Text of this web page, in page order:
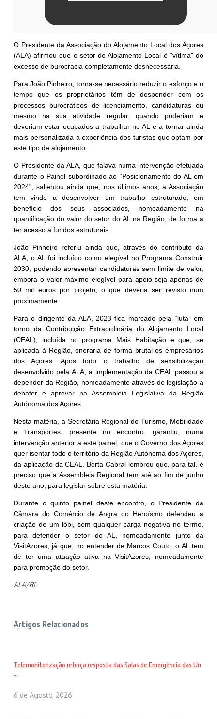
O Presidente da Associação do Alojamento Local dos Açores
(ALA) afirmou que o setor do Alojamento Local é “vítima” do
excesso de burocracia completamente desnecessária.
Para João Pinheiro, torna-se necessário reduzir o esforço e o
tempo que os proprietários têm de despender com os
processos burocráticos de licenciamento, candidaturas ou
mesmo na sua atividade regular, quando poderiam e
deveriam estar ocupados a trabalhar no AL e a tornar ainda
mais personalizada a experiência dos turistas que optam por
este tipo de alojamento.
O Presidente da ALA, que falava numa intervenção efetuada
durante o Painel subordinado ao “Posicionamento do AL em
2024”, salientou ainda que, nos últimos anos, a Associação
tem vindo a desenvolver um trabalho estruturado, em
benefício dos seus associados, nomeadamente na
quantificação do valor do setor do AL na Região, de forma a
ter acesso a fundos estruturais.
João Pinheiro referiu ainda que, através do contributo da
ALA, o AL foi incluído como elegível no Programa Construir
2030, podendo apresentar candidaturas sem limite de valor,
embora o valor máximo elegível para apoio seja apenas de
50 mil euros por projeto, o que deveria ser revisto num
proximamente.
Para o dirigente da ALA, 2023 fica marcado pela “luta” em
torno da Contribuição Extraordinária do Alojamento Local
(CEAL), incluída no programa Mais Habitação e que, se
aplicada à Região, oneraria de forma brutal os empresários
dos Açores. Após todo o trabalho de sensibilização
desenvolvido pela ALA, a implementação da CEAL passou a
depender da Região, nomeadamente através de legislação a
debater e aprovar na Assembleia Legislativa da Região
Autónoma dos Açores.
Nesta matéria, a Secretária Regional do Turismo, Mobilidade
e Transportes, presente no encontro, garantiu, numa
intervenção anterior a este painel, que o Governo dos Açores
quer isentar todo o território da Região Autónoma dos Açores,
da aplicação da CEAL. Berta Cabral lembrou que, para tal, é
preciso que a Assembleia Regional tem até ao fim de junho
deste ano, para legislar sobre esta matéria.
Durante o quinto painel deste encontro, o Presidente da
Câmara do Comércio de Angra do Heroísmo defendeu a
criação de um lóbi, sem qualquer carga negativa no termo,
para defender o setor do AL, nomeadamente junto da
VisitAzores, já que, no entender de Marcos Couto, o AL tem
de ter uma atuação ativa na VisitAzores, nomeadamente
para promoção do setor.
ALA/RL
Artigos Relacionados
Telemonitorização reforça resposta das Salas de Emergência das Un
...
6 de Agosto, 2026